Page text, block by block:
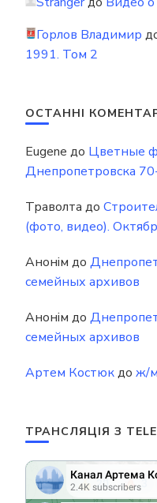
Горлов Владимир
1991. Том 2
ОСТАННІ
Eugene до Цветные
Днепропетровска
Траволта до
(фото, видео).
Анонім до
семейных архивов
Анонім до
семейных архивов
Артем Костюкдо ж/
ТРАНСЛЯЦІЯ З